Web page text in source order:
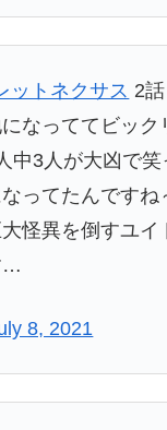
ットネクサス 2話
なっててビック
3人が大凶で笑
ってたんですね
怪異を倒すユイ
…
8, 2021